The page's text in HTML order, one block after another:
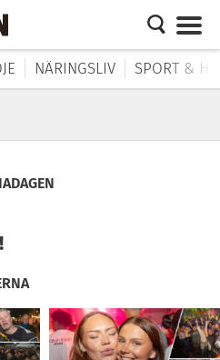
NÄRINGSLIV SPORT &